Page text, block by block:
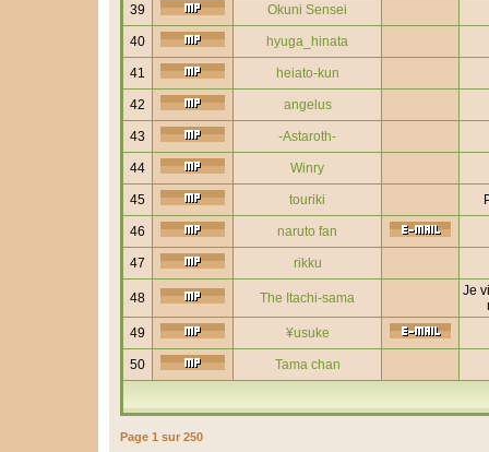
39 Okuni Sensei
40 hyuga_hinata
41 heiato-kun
42 angelus
43 -Astaroth-
44 Winry
45 touriki
46 naruto fan
47 rikku
48 The Itachi-sama
Je
49
¥usuke
50 Tama chan
Page 1 sur 250